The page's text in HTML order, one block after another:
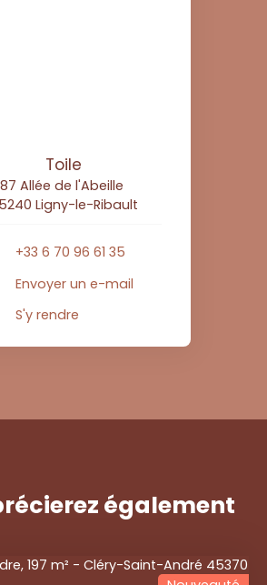
Toile
87 Allée de l'Abeille
Ligny-le-Ribault
+33 6 70 96 61 35
Envoyer un e-mail
S'y rendre
également